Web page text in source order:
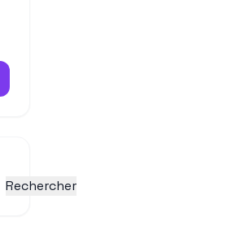
Rechercher